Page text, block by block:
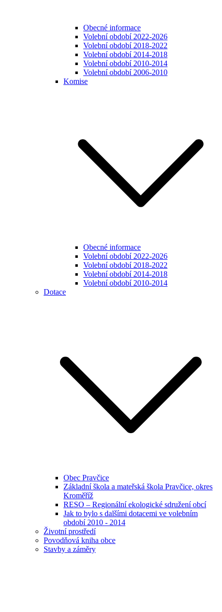
Obecné informace
Volební období 2022-2026
Volební období 2018-2022
Volební období 2014-2018
Volební období 2010-2014
Volební období 2006-2010
Komise
Obecné informace
Volební období 2022-2026
Volební období 2018-2022
Volební období 2014-2018
Volební období 2010-2014
Dotace
Obec Pravčice
Základní škola a mateřská škola Pravčice, okres
Kroměříž
RESO – Regionální ekologické sdružení obcí
Jak to bylo s dalšími dotacemi ve volebním
období 2010 - 2014
Životní prostředí
Povodňová kniha obce
Stavby a záměry